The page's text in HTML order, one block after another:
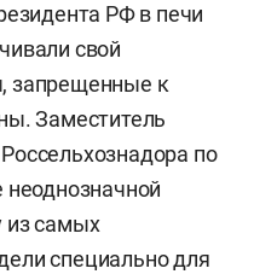
РФ в печи
свой
запрещенные к
Заместитель
по
неоднозначной
из самых
специально для